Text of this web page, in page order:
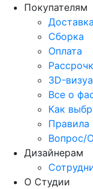
Покупателям
Доставка
Сборка
Оплата
3D-
Все о
Как
Правила
Вопрос/
Дизайнерам
О Студии